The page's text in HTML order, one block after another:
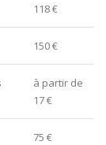
118 €
150 €
à partir de
17 €
75 €